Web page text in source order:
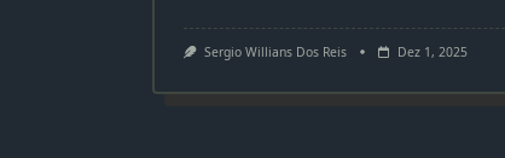
Sergio Willians Dos Reis Dez 1, 2025